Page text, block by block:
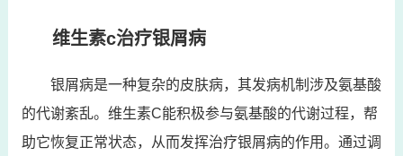
维生素c治疗银屑病
银屑病是一种复杂的皮肤病，其发病机制涉及氨基酸
的代谢紊乱。维生素C能积极参与氨基酸的代谢过程，帮
助它恢复正常状态，从而发挥治疗银屑病的作用。通过调